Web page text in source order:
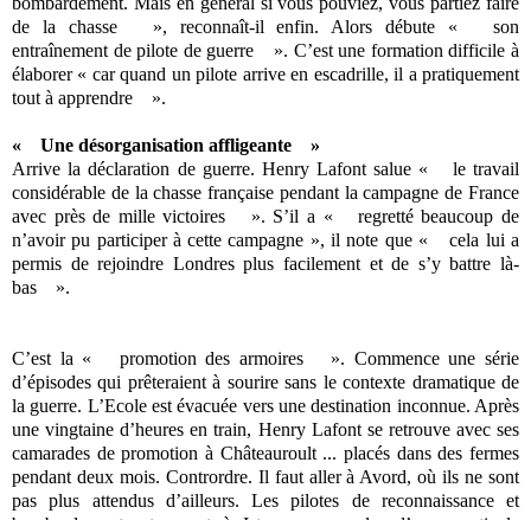
de la chasse », reconnaît-il enfin. Alors débute « son
entraînement de pilote de guerre ». C’est une formation difficile à
élaborer « car quand un pilote arrive en escadrille, il a pratiquement
tout à apprendre ».
« Une désorganisation affligeante »
Arrive la déclaration de guerre. Henry Lafont salue « le travail
considérable de la chasse française pendant la campagne de France
avec près de mille victoires ». S’il a « regretté beaucoup de
n’avoir pu participer à cette campagne », il note que « cela lui a
permis de rejoindre Londres plus facilement et de s’y battre là-
bas ».
C’est la « promotion des armoires ». Commence une série
d’épisodes qui prêteraient à sourire sans le contexte dramatique de
la guerre. L’Ecole est évacuée vers une destination inconnue. Après
une vingtaine d’heures en train, Henry Lafont se retrouve avec ses
camarades de promotion à Châteauroult ... placés dans des fermes
pendant deux mois. Contrordre. Il faut aller à Avord, où ils ne sont
pas plus attendus d’ailleurs. Les pilotes de reconnaissance et